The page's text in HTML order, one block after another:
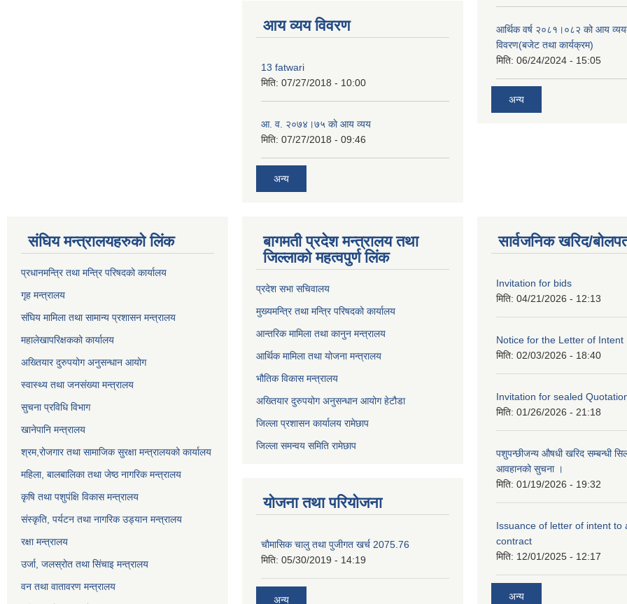
आय व्यय विवरण
13 fatwari
मिति: 07/27/2018 - 10:00
आ‍. व. २०७४।७५ काे आय व्यय
मिति: 07/27/2018 - 09:46
अन्य
आर्थिक वर्ष २०८१।०८२ को आय
विवरण(बजेट तथा कार्यक्रम)
मिति: 06/24/2024 - 15:05
अन्य
संघिय मन्त्र‍ालयहरुको लिंक
प्रधानमन्त्रि तथा मन्त्रि परिषदको कार्यालय
गृह मन्त्रालय
संघिय मामिला तथा सामान्य प्रशासन मन्त्रालय
महालेखापरिक्षकको कार्यालय
अख्तियार दुरुपयोग अनुसन्धान आयोग
स्वास्थ्य तथा जनसंख्या मन्त्रालय
सुचना प्रविधि विभाग
खानेपानि मन्त्रालय
श्रम,रोजगार तथा सामाजिक सुरक्षा मन्त्रालयको कार्यालय
महिला, बालबालिका तथा जेष्ठ नागरिक मन्त्रालय
कृषि तथा पशुपंक्षि विकास मन्त्रालय
संस्कृति, पर्यटन तथा नागरिक उड्‍यान मन्त्रालय
रक्षा मन्त्रालय
उर्जा, जलस्रोत तथा सिंचाइ मन्त्रालय
वन तथा वातावरण मन्त्रालय
बागमती प्रदेश मन्त्रालय तथा
जिल्लाको महत्वपुर्ण लिंक
प्रदेश सभा सचिवालय
मुख्यमन्त्रि तथा मन्त्रि परिषदको कार्यालय
आन्तरिक मामिला तथा कानुन मन्त्रालय
आर्थिक मामिला तथा योजना मन्त्रालय
भौतिक विकास मन्त्रालय
अख्तियार दुरुपयोग अनुसन्धान आयोग हेटौडा
जिल्ला प्रशासन कार्यालय रामेछाप
जिल्ला समन्वय समिति रामेछाप
योजना तथा परियोजना
चाैमासिक चालु तथा पुजीगत खर्च 2075.76
मिति: 05/30/2019 - 14:19
अन्य
सार्वजनिक खरिद/
Invitation for bids
मिति: 04/21/2026 - 12:13
Notice for the Letter of Intent
मिति: 02/03/2026 - 18:40
Invitation for sealed
मिति: 01/26/2026 - 21:18
पशुपन्छीजन्य औषधी खरिद सम्बन्धी
आवहानको सुचना ।
मिति: 01/19/2026 - 19:32
Issuance of letter of intent to
contract
मिति: 12/01/2025 - 12:17
अन्य